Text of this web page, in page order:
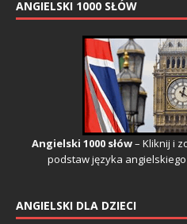
ANGIELSKI 1000 SŁÓW
Angielski 1000 słów– Kliknij i
podstaw języka
ANGIELSKI DLA DZIECI